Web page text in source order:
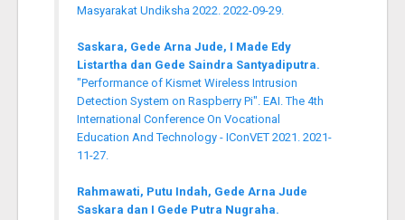
Masyarakat Undiksha 2022. 2022-09-29.
Saskara, Gede Arna Jude, I Made Edy
Listartha dan Gede Saindra Santyadiputra.
"Performance of Kismet Wireless Intrusion
Detection System on Raspberry Pi". EAI. The 4th
International Conference On Vocational
Education And Technology - IConVET 2021. 2021-
11-27.
Rahmawati, Putu Indah, Gede Arna Jude
Saskara dan I Gede Putra Nugraha.